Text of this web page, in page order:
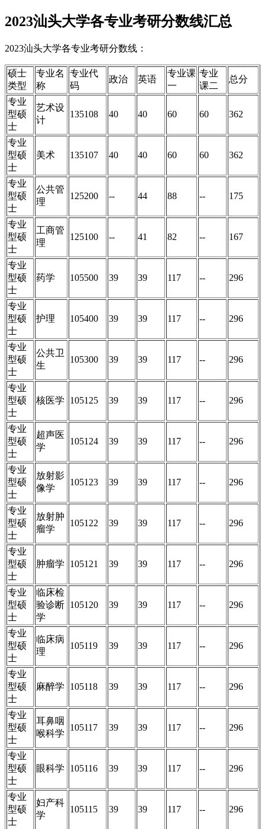
2023汕头大学各专业考研分数线汇总
2023汕头大学各专业考研分数线：
硕士
类型
专业名
称
专业代
码
政治 英语
专业课
一
专业
课二
总分
专业
型硕
士
艺术设
计
135108 40 40 60 60 362
专业
型硕
士
美术 135107 40 40 60 60 362
专业
型硕
士
公共管
理
125200 -- 44 88 -- 175
专业
型硕
士
工商管
理
125100 -- 41 82 -- 167
专业
型硕
士
药学 105500 39 39 117 -- 296
专业
型硕
士
护理 105400 39 39 117 -- 296
专业
型硕
士
公共卫
生
105300 39 39 117 -- 296
专业
型硕
士
核医学 105125 39 39 117 -- 296
专业
型硕
士
超声医
学
105124 39 39 117 -- 296
专业
型硕
士
放射影
像学
105123 39 39 117 -- 296
专业
型硕
士
放射肿
瘤学
105122 39 39 117 -- 296
专业
型硕
士
肿瘤学 105121 39 39 117 -- 296
专业
型硕
士
临床检
验诊断
学
105120 39 39 117 -- 296
专业
型硕
士
临床病
理
105119 39 39 117 -- 296
专业
型硕
士
麻醉学 105118 39 39 117 -- 296
专业
型硕
士
耳鼻咽
喉科学
105117 39 39 117 -- 296
专业
型硕
士
眼科学 105116 39 39 117 -- 296
专业
型硕
士
妇产科
学
105115 39 39 117 -- 296